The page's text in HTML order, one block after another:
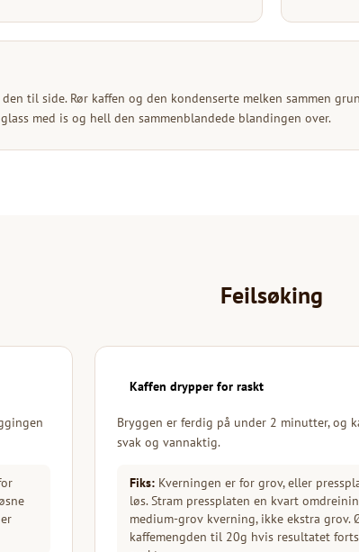
til side. Rør kaffen og den kondenserte melken sammen
med is og hell den sammenblandede blandingen over.
Feilsøking
Kaffen drypper for raskt
Bryggen er ferdig på under 2 minutter, og
svak og vannaktig.
Fiks:Kverningen er for grov, eller
løs. Stram pressplaten en kvart
medium-grov kverning, ikke ekstra grov.
kaffemengden til 20g hvis resultatet